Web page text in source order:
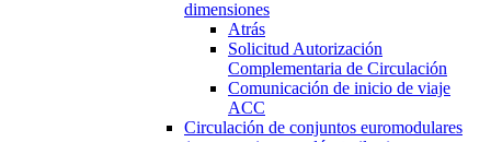
dimensiones
Atrás
Solicitud Autorización
Complementaria de Circulación
Comunicación de inicio de viaje
ACC
Circulación de conjuntos euromodulares